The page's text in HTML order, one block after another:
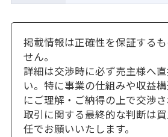
掲載情報は正確性を保証する
せん。
詳細は交渉時に必ず売主様へ
い。特に事業の仕組みや収益
にご理解・ご納得の上で交渉さ
取引に関する最終的な判断は
任でお願いいたします。